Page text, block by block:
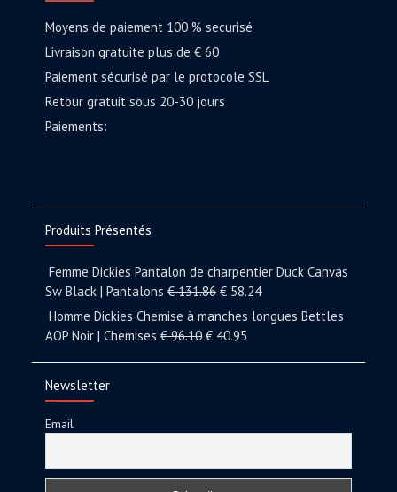
Moyens de paiement 100 % securisé
Livraison gratuite plus de € 60
Paiement sécurisé par le protocole SSL
Retour gratuit sous 20-30 jours
Paiements:
Produits Présentés
Femme Dickies Pantalon de charpentier Duck Canvas
Sw Black | Pantalons €131.86 € 58.24
Homme Dickies Chemise à manches longues Bettles
AOP Noir | Chemises €96.10 € 40.95
Newsletter
Email